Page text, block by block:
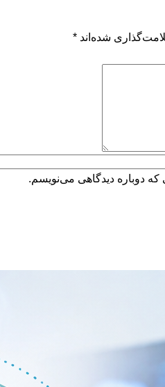
شده‌اند *
که دوباره دیدگاهی می‌نویسم.